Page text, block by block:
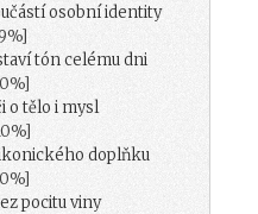
osobní identity
tón celému dni
o tělo i mysl
doplňku
pocitu viny